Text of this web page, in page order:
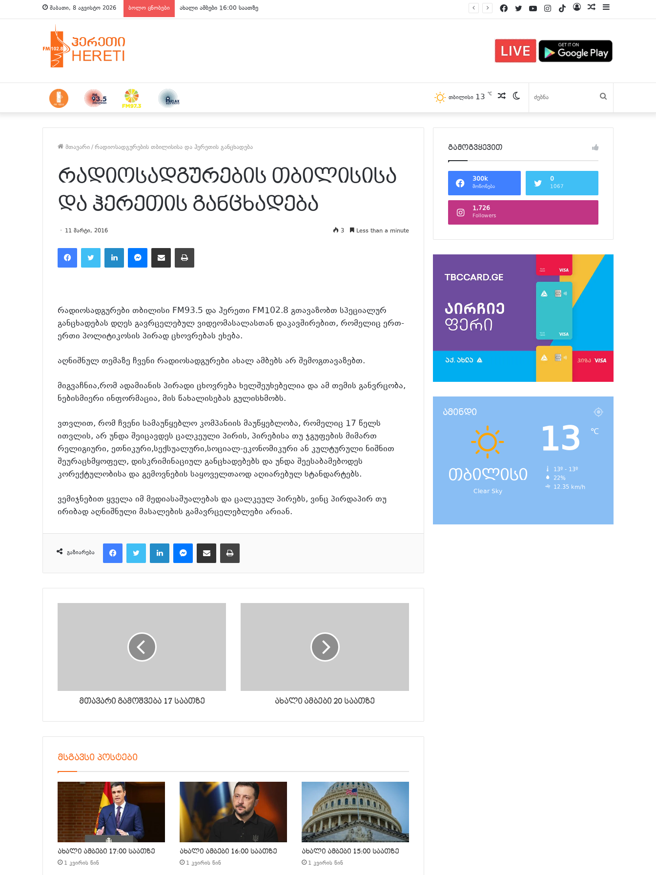
შაბათი, 8 აგვისტო 2026 ბოლო ცნობები ახალი ამბები 16:00 საათზე პოსტები
Log
TikTok
Instagram
YouTube
Twitter
Facebook
Switch
skin
პოსტები
თბილისი 13 ℃
მთავარი/რადიოსადგურების თბილისისა და ჰერეთის განცხადება
რადიოსადგურების თბილისისა
და ჰერეთის განცხადება
11 მარტი, 2016 3 Less than a minute
რადიოსადგურები თბილისი FM93.5 და ჰერეთი FM102.8 გთავაზობთ სპეციალურ
განცხადებას დღეს გავრცელებულ ვიდეომასალასთან დაკავშირებით, რომელიც ერთ-
ერთი პოლიტიკოსის პირად ცხოვრებას ეხება.
აღნიშნულ თემაზე ჩვენი რადიოსადგურები ახალ ამბებს არ შემოგთავაზებთ.
მიგვაჩნია,რომ ადამიანის პირადი ცხოვრება ხელშეუხებელია და ამ თემის განვრცობა,
ნებისმიერი ინფორმაცია, მის წახალისებას გულისხმობს.
ვთვლით, რომ ჩვენი სამაუწყებლო კომპანიის მაუწყებლობა, რომელიც 17 წელს
ითვლის, არ უნდა შეიცავდეს ცალკეული პირის, პირებისა თუ ჯგუფების მიმართ
რელიგიური, ეთნიკური,სექსუალური,სოციალ-ეკონომიკური ან კულტურული ნიშნით
შეურაცხმყოფელ, დისკრიმინაციულ განცხადებებს და უნდა შეესაბამებოდეს
კორექტულობისა და გემოვნების საყოველთაოდ აღიარებულ სტანდარტებს.
ვემიჯნებით ყველა იმ მედიასაშუალებას და ცალკეულ პირებს, ვინც პირდაპირ თუ
ირიბად აღნიშნული მასალების გამავრცელებლები არიან.
გაზიარება
მთავარი გამოშვება 17 საათზე ახალი ამბები 20 საათზე
მსგავსი პოსტები
ახალი ამბები 17:00 საათზე
1 კვირის წინ
ახალი ამბები 16:00 საათზე
1 კვირის წინ
ახალი ამბები 15:00 საათზე
1 კვირის წინ
გამოგვყევით
300k
მოწონება
0
1067
1,726
Followers
ამინდი
თბილისი
Clear Sky
13 ℃
13º - 13º
22%
12.35 km/h